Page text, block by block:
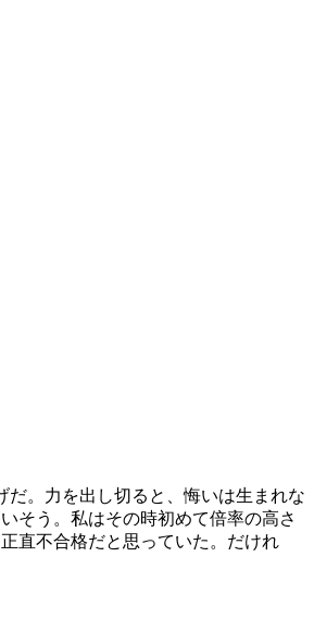
。力を出し切ると、悔いは生まれな
そう。私はその時初めて倍率の高さ
直不合格だと思っていた。だけれ